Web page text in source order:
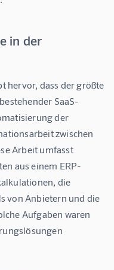
in der
hervor, dass der größte
SaaS-
der
zwischen
Arbeit umfasst
aus einem ERP-
die
von Anbietern und die
Aufgaben waren